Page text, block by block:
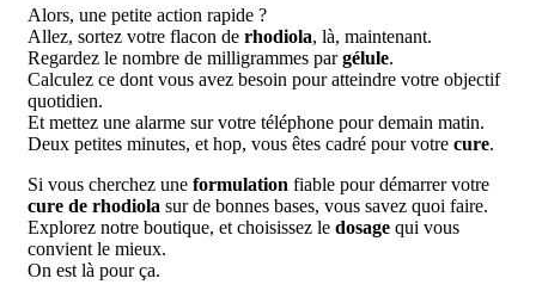
Alors, une petite action rapide ?
Allez, sortez votre flacon de rhodiola, là, maintenant.
Regardez le nombre de milligrammes pargélule.
Calculez ce dont vous avez besoin pour atteindre votre objectif
quotidien.
Et mettez une alarme sur votre téléphone pour demain matin.
Deux petites minutes, et hop, vous êtes cadré pour votre cure.
Si vous cherchez une formulation fiable pour démarrer votre
cure de rhodiola sur de bonnes bases, vous savez quoi faire.
Explorez notre boutique, et choisissez le dosage qui vous
convient le mieux.
On est là pour ça.